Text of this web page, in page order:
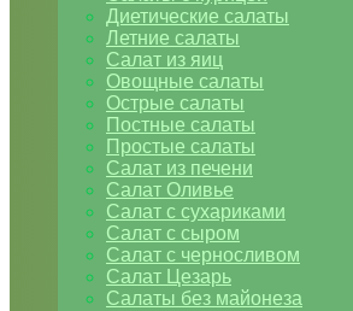
Диетические салаты
Летние салаты
Салат из яиц
Овощные салаты
Острые салаты
Постные салаты
Простые салаты
Салат из печени
Салат Оливье
Салат с сухариками
Салат с сыром
Салат с черносливом
Салат Цезарь
Салаты без майонеза